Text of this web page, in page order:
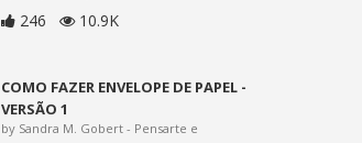
246 10.9K
COMO FAZER ENVELOPE DE PAPEL -
VERSÃO 1
by Sandra M. Gobert - Pensarte e